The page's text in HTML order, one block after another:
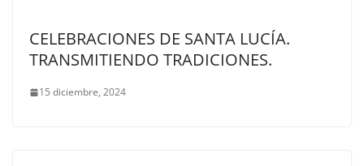
CELEBRACIONES DE SANTA LUCÍA.
TRANSMITIENDO TRADICIONES.
15 diciembre, 2024